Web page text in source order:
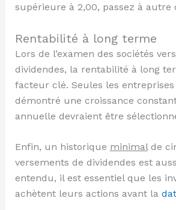
supérieure à 2,00, passez à autre
Rentabilité à long terme
Lors de l’examen des sociétés
dividendes, la rentabilité à long
facteur clé. Seules les
démontré une croissance
annuelle devraient être
Enfin, un historique minimalde
versements de dividendes est
entendu, il est essentiel que les
achètent leurs actions avant la